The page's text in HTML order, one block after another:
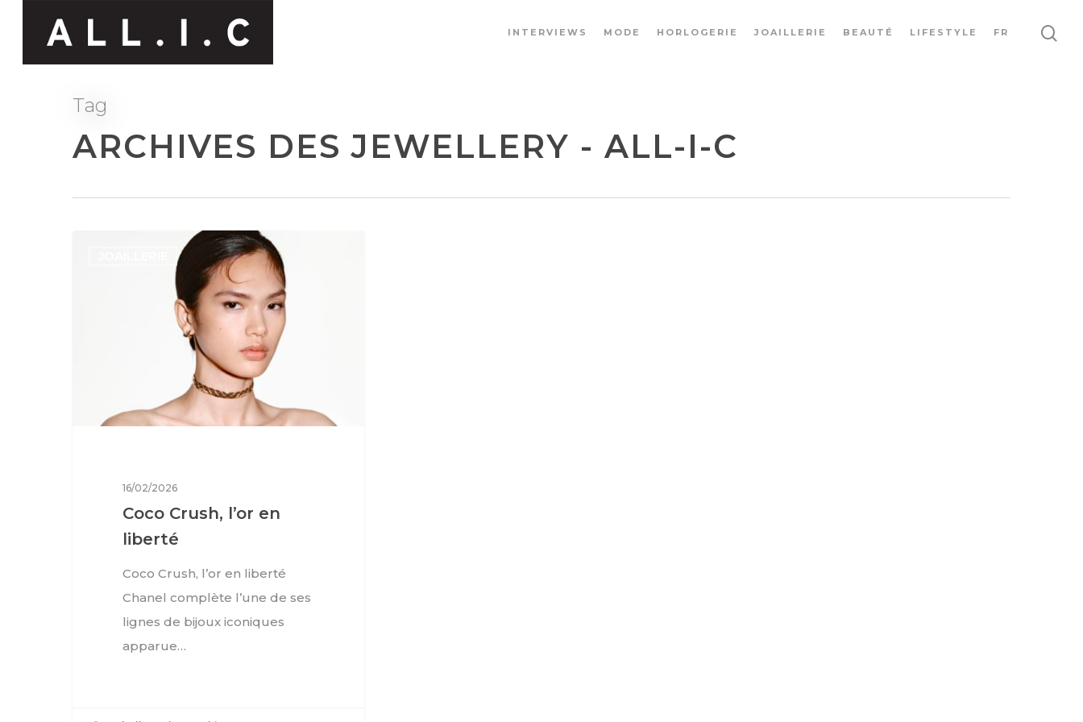
Hit enter to search or ESC to close
INTERVIEWS MODE HORLOGERIE JOAILLERIE BEAUTÉ LIFESTYLE FR
Tag
ARCHIVES DES JEWELLERY - ALL-I-C
16/02/2026
Coco Crush, l’or en
liberté
Coco Crush, l’or en liberté
Chanel complète l’une de ses
lignes de bijoux iconiques
apparue…